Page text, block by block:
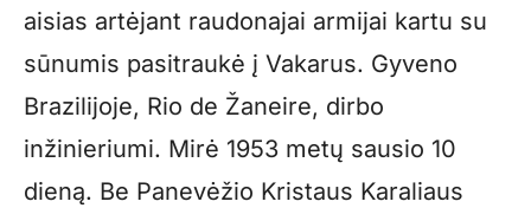
aisias artėjant raudonajai armijai kartu su
sūnumis pasitraukė į Vakarus. Gyveno
Brazilijoje, Rio de Žaneire, dirbo
inžinieriumi. Mirė 1953 metų sausio 10
dieną. Be Panevėžio Kristaus Karaliaus